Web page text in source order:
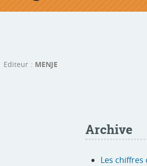
Editeur MENJE
Archive
Les chiffres